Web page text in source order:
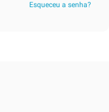
Esqueceu a senha?